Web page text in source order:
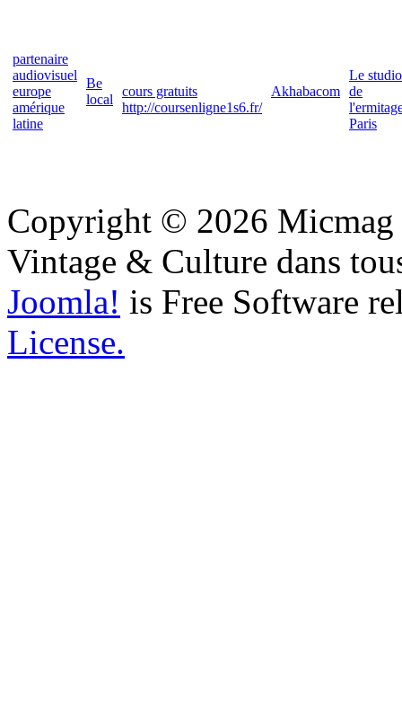
partenaire
audiovisuel
europe
amérique
latine
Be
local
cours gratuits
http://coursenligne1s6.fr/
Akhabacom
Le studio
de
Paris
Copyright © 2026 Micmag
Vintage & Culture dans
Joomla! is Free Software
License.